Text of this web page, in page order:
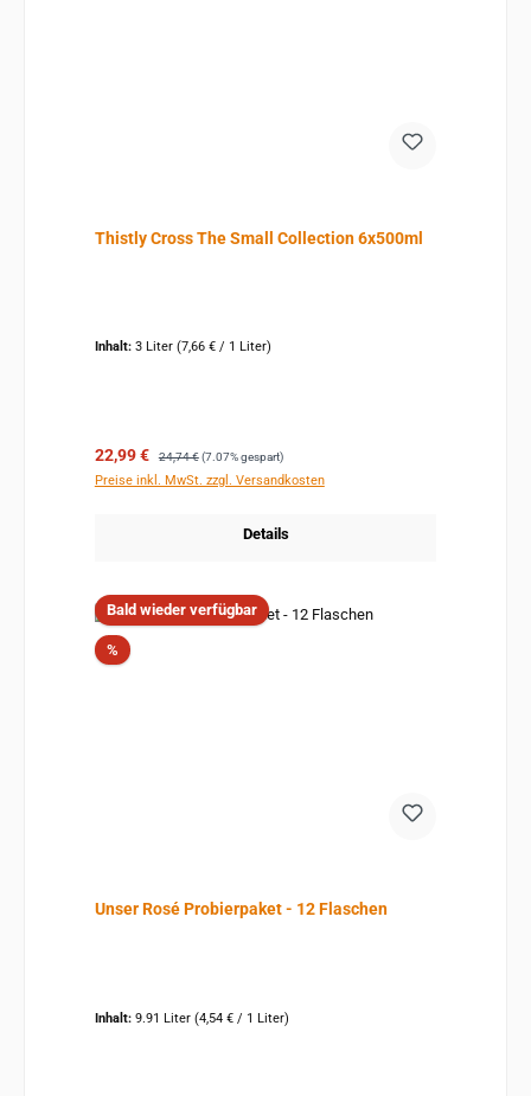
Thistly Cross The Small Collection 6x500ml
Inhalt: 3 Liter (7,66 € / 1 Liter)
Verkaufspreis:
22,99 € Regulärer Preis:
24,74 € (7.07% gespart)
Preise inkl. MwSt. zzgl. Versandkosten
Details
Bald wieder verfügbar
%Rabatt
Unser Rosé Probierpaket - 12 Flaschen
Inhalt: 9.91 Liter (4,54 € / 1 Liter)